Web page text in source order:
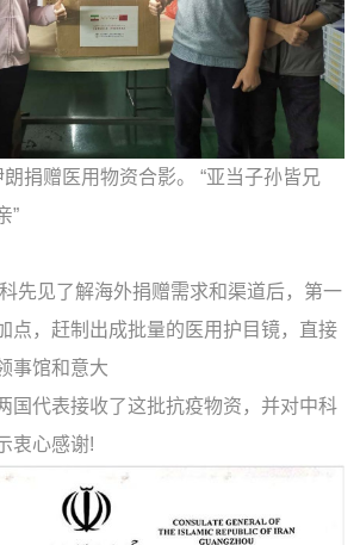
捐赠医用物资合影。 “亚当子孙皆兄
”
先见了解海外捐赠需求和渠道后，第一
点，赶制出成批量的医用护目镜，直接
事馆和意大
国代表接收了这批抗疫物资，并对中科
衷心感谢!